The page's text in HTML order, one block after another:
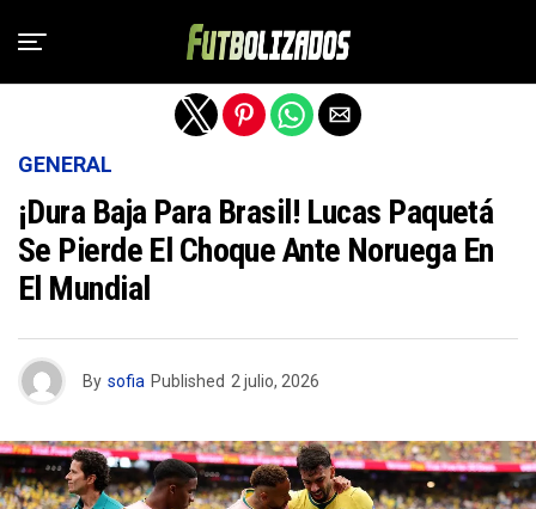
GENERAL
¡Dura Baja Para Brasil! Lucas Paquetá
Se Pierde El Choque Ante Noruega En
El Mundial
By sofia Published 2 julio, 2026
Salir de la versión móvil